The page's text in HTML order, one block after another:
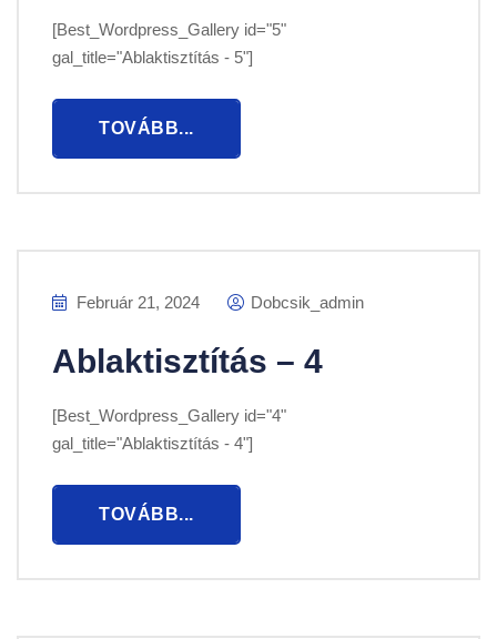
[Best_Wordpress_Gallery id="5"
gal_title="Ablaktisztítás - 5"]
TOVÁBB...
Február 21, 2024 Dobcsik_admin
Ablaktisztítás – 4
[Best_Wordpress_Gallery id="4"
gal_title="Ablaktisztítás - 4"]
TOVÁBB...